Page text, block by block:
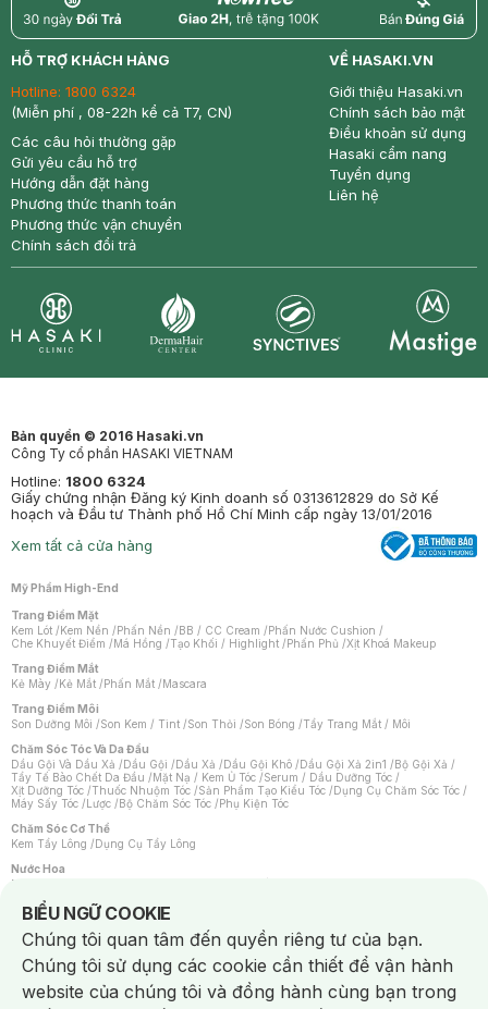
return nowfree price
HỖ TRỢ KHÁCH HÀNG
Hotline: 1800 6324
(Miễn phí , 08-22h kể cả T7, CN)
Các câu hỏi thường gặp
Gửi yêu cầu hỗ trợ
Hướng dẫn đặt hàng
Phương thức thanh toán
Phương thức vận chuyển
Chính sách đổi trả
VỀ HASAKI.VN
Giới thiệu Hasaki.vn
Chính sách bảo mật
Điều khoản sử dụng
Hasaki cẩm nang
Tuyển dụng
Liên hệ
Bản quyền © 2016 Hasaki.vn
Công Ty cổ phần HASAKI VIETNAM
Hotline: 1800 6324
Giấy chứng nhận Đăng ký Kinh doanh số 0313612829 do Sở Kế
hoạch và Đầu tư Thành phố Hồ Chí Minh cấp ngày 13/01/2016
Xem tất cả cửa hàng
Mỹ Phẩm High-End
Trang Điểm Mặt
Kem Lót /Kem Nền /Phấn Nền /BB / CC Cream /Phấn Nước Cushion /
Che Khuyết Điểm /Má Hồng /Tạo Khối / Highlight /Phấn Phủ /Xịt Khoá Makeup
Trang Điểm Mắt
Kẻ Mày /Kẻ Mắt /Phấn Mắt /Mascara
Trang Điểm Môi
Son Dưỡng Môi /Son Kem / Tint /Son Thỏi /Son Bóng /Tẩy Trang Mắt / Môi
Chăm Sóc Tóc Và Da Đầu
Dầu Gội Và Dầu Xả /Dầu Gội /Dầu Xả /Dầu Gội Khô /Dầu Gội Xả 2in1 /Bộ Gội Xả /
Tẩy Tế Bào Chết Da Đầu /Mặt Nạ / Kem Ủ Tóc /Serum / Dầu Dưỡng Tóc /
Xịt Dưỡng Tóc /Thuốc Nhuộm Tóc /Sản Phẩm Tạo Kiểu Tóc /Dụng Cụ Chăm Sóc Tóc /
Máy Sấy Tóc /Lược /Bộ Chăm Sóc Tóc /Phụ Kiện Tóc
Chăm Sóc Cơ Thể
Kem Tẩy Lông /Dụng Cụ Tẩy Lông
Nước Hoa
Nước Hoa Nữ
Chăm Sóc Cá Nhân
Chống Muỗi /Khẩu Trang /Máy Massage/Mặt Nạ Xông Hơi /Nước Rửa Tay/
Sản Phẩm Chăm Sóc Khác /Bàn Chải Đánh Răng /Bàn Chải Điện/
Hỗ Trợ Trắng Răng/Kem Đánh Răng /Máy Tăm Nước/ Nước Súc Miệng/
Tăm / Chỉ Nha Khoa/ Xịt Thơm Miệng / Dung Dịch Vệ Sinh/Dưỡng Vùng Kín/
Khăn Ướt Vệ Sinh Vùng Kín/Băng Vệ Sinh/Tampon/Bọt Cạo Râu /Dao Cạo Râu/
Máy Cạo Râu
BIỂU NGỮ COOKIE
Notice about cookies usage
Chúng tôi quan tâm đến quyền riêng tư của bạn.
Chúng tôi sử dụng các cookie cần thiết để vận hành
website của chúng tôi và đồng hành cùng bạn trong